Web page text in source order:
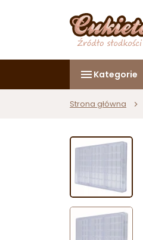
Kategorie
Strona główna